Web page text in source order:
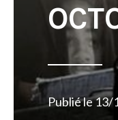
Publié le13/